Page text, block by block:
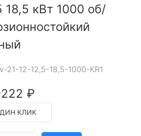
18,5 кВт 1000 об/
21-12-12,5-18,5-1000-KR1
₽
КЛИК